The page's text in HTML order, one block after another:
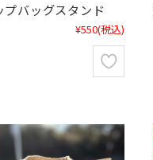
プバッグスタンド
¥550(税込)